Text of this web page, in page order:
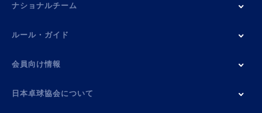
ナショナルチーム
ルール・ガイド
会員向け情報
日本卓球協会について